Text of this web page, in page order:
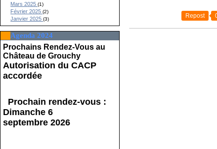
Mars 2025(1)
Février 2025(2)
Janvier 2025(3)
Agenda 2024
Prochains Rendez-Vous au
Château de Grouchy
Autorisation du CACP
accordée
Prochain rendez-vous :
Dimanche 6
septembre 2026
Repost